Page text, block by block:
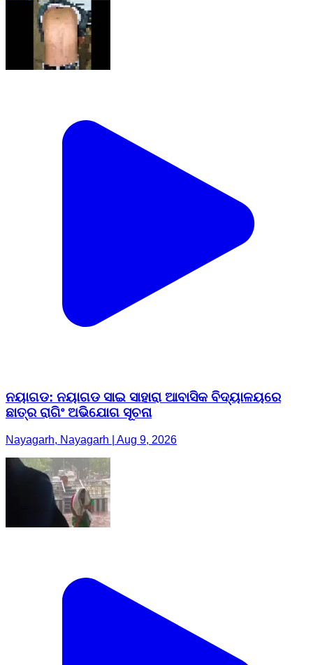
ନୟାଗଡ: ନୟାଗଡ ସାଇ ସାହାରା ଆବାସିକ ବିଦ୍ୟାଳୟରେ
ଛାତ୍ର ରାଗିଂ ଅଭିଯୋଗ ସୂଚନା
Nayagarh, Nayagarh | Aug 9, 2026